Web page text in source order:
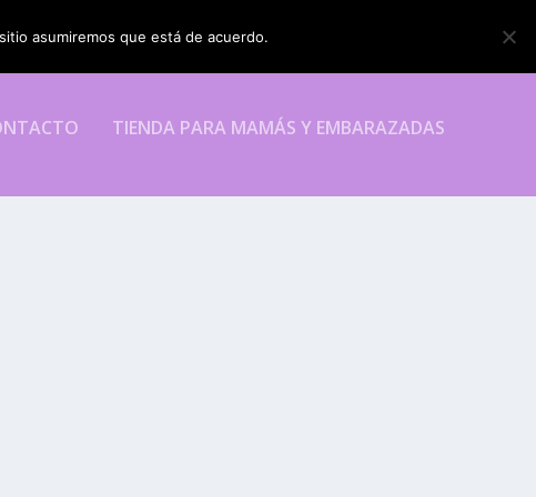
TIENDA PARA MAMÁS Y EMBARAZADAS
asumiremos que está de acuerdo.